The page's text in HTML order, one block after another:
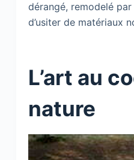
dérangé, remodelé par
d’usiter de matériaux
L’art au
nature